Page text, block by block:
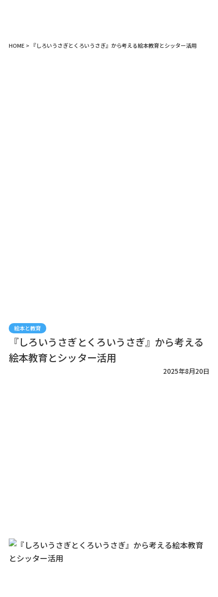
HOME> 『しろいうさぎとくろいうさぎ』から考える絵本教育とシッター活用
絵本と教育
『しろいうさぎとくろいうさぎ』から考える
絵本教育とシッター活用
2025年8月20日